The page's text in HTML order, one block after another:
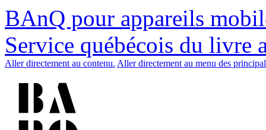
BAnQ pour appareils
Service québécois du livre
Aller directement au contenu. Aller directement au menu des